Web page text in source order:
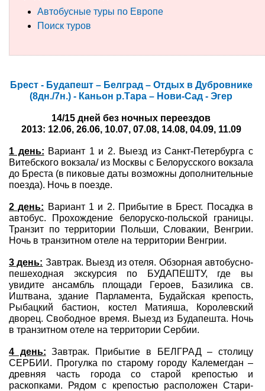
Туры по России
Туры на пароме
Авиабилеты
Туристическая страховка
Услуги
О компании
Отзывы
Автобусные туры по Европе
Поиск туров
Брест - Будапешт – Белград – Отдых в Дубровнике
(8дн./7н.) - Каньон р.Тара – Нови-Сад - Эгер
14/15 дней без ночных переездов
2013: 12.06, 26.06, 10.07, 07.08, 14.08, 04.09, 11.09
1 день: Вариант 1 и 2. Выезд из Санкт-Петербурга c
Витебского вокзала/ из Москвы с Белорусского вокзала
до Бреста (в пиковые даты возможны дополнительные
поезда). Ночь в поезде.
2 день: Вариант 1 и 2. Прибытие в Брест. Посадка в
автобус. Прохождение белоруско-польской границы.
Транзит по территории Польши, Словакии, Венгрии.
Ночь в транзитном отеле на территории Венгрии.
3 день: Завтрак. Выезд из отеля. Обзорная автобусно-
пешеходная экскурсия по БУДАПЕШТУ, где вы
увидите ансамбль площади Героев, Базилика св.
Иштвана, здание Парламента, Будайская крепость,
Рыбацкий бастион, костел Матияша, Королевский
дворец. Свободное время. Выезд из Будапешта. Ночь
в транзитном отеле на территории Сербии.
4 день: Завтрак. Прибытие в БЕЛГРАД – столицу
СЕРБИИ. Прогулка по старому городу Калемегдан –
древняя часть города со старой крепостью и
раскопками. Рядом с крепостью расположен Стари-